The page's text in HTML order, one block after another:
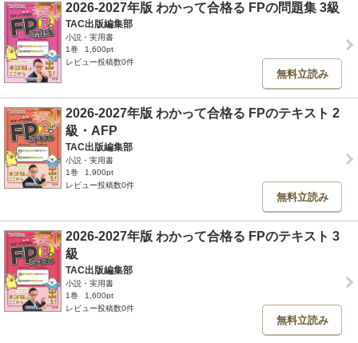
2026-2027年版 わかって合格る FPの問題集 3級
TAC出版編集部
小説・実用書
1巻
1,600pt
レビュー投稿数0件
無料立読み
2026-2027年版 わかって合格る FPのテキスト 2
級・AFP
TAC出版編集部
小説・実用書
1巻
1,900pt
レビュー投稿数0件
無料立読み
2026-2027年版 わかって合格る FPのテキスト 3
級
TAC出版編集部
小説・実用書
1巻
1,600pt
レビュー投稿数0件
無料立読み